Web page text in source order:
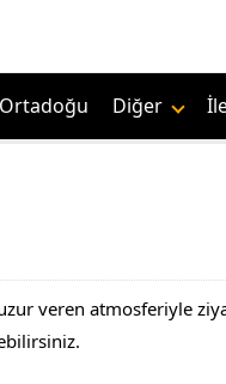
Ortadoğu Diğer
veren atmosferiyle